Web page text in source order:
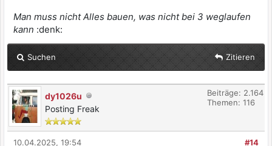
Man muss nicht Alles bauen, was nicht bei 3 weglaufen
kann :denk:
Suchen Zitieren
dy1026u
Posting Freak
Beiträge: 2.164
Themen: 116
#14
10.04.2025, 19:54